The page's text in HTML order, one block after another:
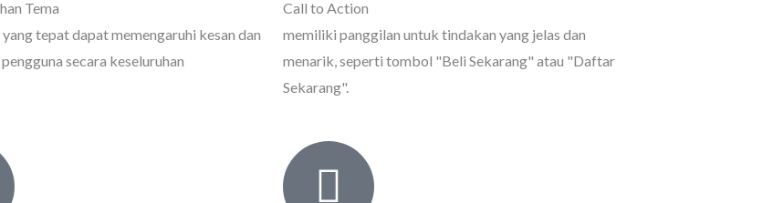
Tema
tepat dapat memengaruhi kesan dan
secara keseluruhan
Call to Action
memiliki panggilan untuk tindakan yang jelas dan
menarik, seperti tombol "Beli Sekarang" atau "Daftar
Sekarang".